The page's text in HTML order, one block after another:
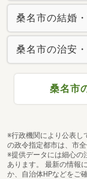
桑名市の結婚
桑名市の治安
桑名市
※行政機関により公表し
の政令指定都市は、市
※提供データには細心の
あります。 最新の情報
か、自治体HPなどをご